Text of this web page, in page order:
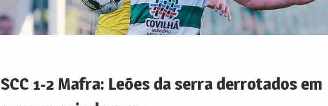
SCC 1-2 Mafra: Leões da serra derrotados em